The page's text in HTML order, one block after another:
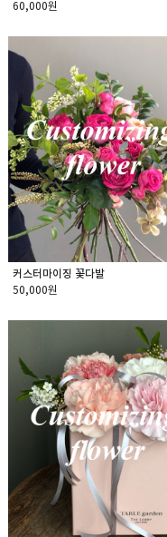
60,000원
커스터마이징 꽃다발
50,000원